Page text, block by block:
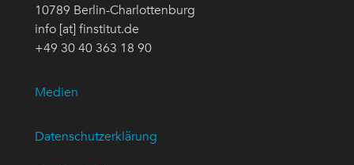
10789 Berlin-Charlottenburg
info [at] finstitut.de
+49 30 40 363 18 90
Medien
Datenschutzerklärung